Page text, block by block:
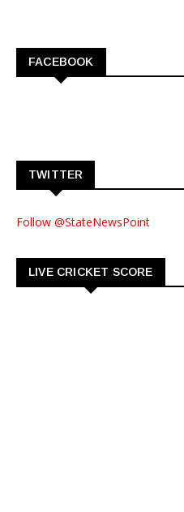
FACEBOOK
TWITTER
Follow @StateNewsPoint
LIVE CRICKET SCORE